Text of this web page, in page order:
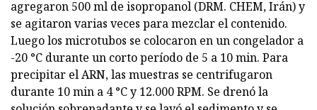
agregaron 500 ml de isopropanol (DRM. CHEM, Irán) y
se agitaron varias veces para mezclar el contenido.
Luego los microtubos se colocaron en un congelador a
-20 °C durante un corto período de 5 a 10 min. Para
precipitar el ARN, las muestras se centrifugaron
durante 10 min a 4 °C y 12.000 RPM. Se drenó la